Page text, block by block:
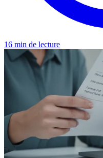
16 min de lecture